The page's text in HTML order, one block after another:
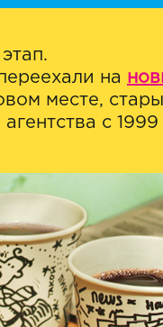
на
месте,
с 1999